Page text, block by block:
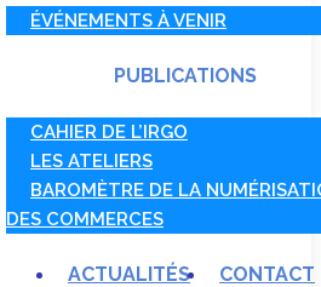
ÉVÉNEMENTS À VENIR
PUBLICATIONS
CAHIER DE L’IRGO
LES ATELIERS
BAROMÈTRE DE LA
DES COMMERCES
ACTUALITÉS CONTACT